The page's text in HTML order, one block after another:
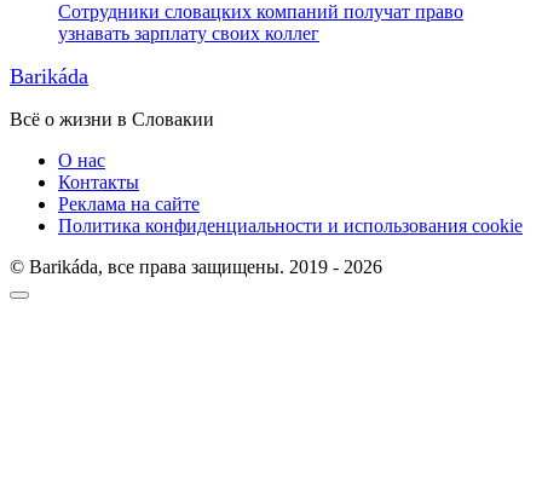
Сотрудники словацких компаний получат право
узнавать зарплату своих коллег
Barikáda
Всё о жизни в Словакии
О нас
Контакты
Реклама на сайте
Политика конфиденциальности и использования cookie
© Barikáda, все права защищены. 2019 - 2026
Прокрутка